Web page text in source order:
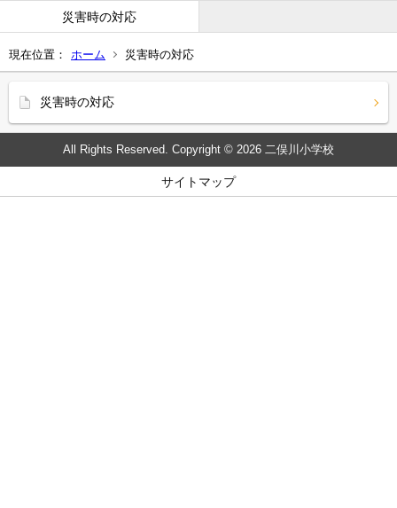
災害時の対応
現在位置： ホーム 災害時の対応
災害時の対応
All Rights Reserved. Copyright © 2026 二俣川小学校
サイトマップ